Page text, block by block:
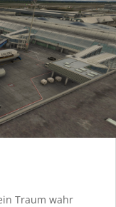
Traum wahr